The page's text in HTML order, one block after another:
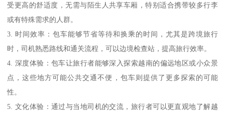
受更高的舒适度，无需与陌生人共享车厢，特别适合携带较多行李
或有特殊需求的人群。
3. 时间效率：包车能够节省等待和换乘的时间，尤其是跨境旅行
时，司机熟悉路线和通关流程，可以边境检查站，提高旅行效率。
4. 深度体验：包车让旅行者能够深入探索越南的偏远地区或小众景
点，这些地方可能公共交通不便，包车则提供了更多探索的可能
性。
5. 文化体验：通过与当地司机的交流，旅行者可以更直观地了解越